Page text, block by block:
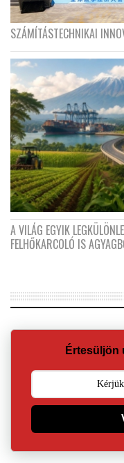
SZÁMÍTÁSTECHNIKAI
A VILÁG EGYIK
FELHŐKARCOLÓ IS
Értesüljön